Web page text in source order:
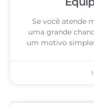
Se você atende
uma grande
um motivo